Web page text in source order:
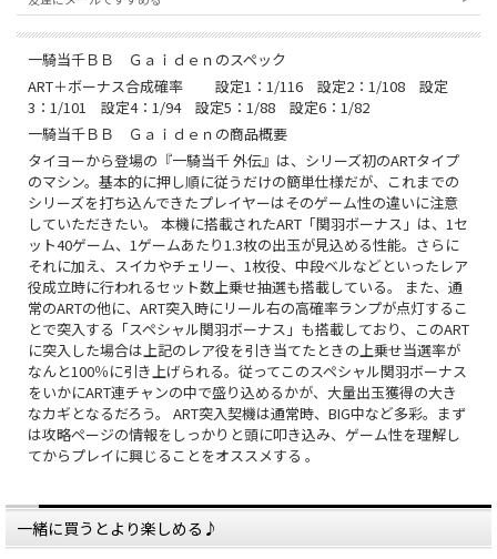
一騎当千ＢＢ Ｇａｉｄｅｎのスペック
ART＋ボーナス合成確率 設定1：1/116 設定2：1/108 設定
3：1/101 設定4：1/94 設定5：1/88 設定6：1/82
一騎当千ＢＢ Ｇａｉｄｅｎの商品概要
タイヨーから登場の『一騎当千 外伝』は、シリーズ初のARTタイプ
のマシン。基本的に押し順に従うだけの簡単仕様だが、これまでの
シリーズを打ち込んできたプレイヤーはそのゲーム性の違いに注意
していただきたい。 本機に搭載されたART「関羽ボーナス」は、1セ
ット40ゲーム、1ゲームあたり1.3枚の出玉が見込める性能。さらに
それに加え、スイカやチェリー、1枚役、中段ベルなどといったレア
役成立時に行われるセット数上乗せ抽選も搭載している。 また、通
常のARTの他に、ART突入時にリール右の高確率ランプが点灯するこ
とで突入する「スペシャル関羽ボーナス」も搭載しており、このART
に突入した場合は上記のレア役を引き当てたときの上乗せ当選率が
なんと100％に引き上げられる。従ってこのスペシャル関羽ボーナス
をいかにART連チャンの中で盛り込めるかが、大量出玉獲得の大き
なカギとなるだろう。 ART突入契機は通常時、BIG中など多彩。まず
は攻略ページの情報をしっかりと頭に叩き込み、ゲーム性を理解し
てからプレイに興じることをオススメする 。
一緒に買うとより楽しめる♪